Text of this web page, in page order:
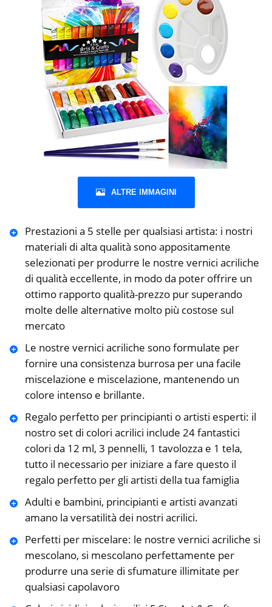
ALTRE IMMAGINI
Prestazioni a 5 stelle per qualsiasi artista: i nostri
materiali di alta qualità sono appositamente
selezionati per produrre le nostre vernici acriliche
di qualità eccellente, in modo da poter offrire un
ottimo rapporto qualità-prezzo pur superando
molte delle alternative molto più costose sul
mercato
Le nostre vernici acriliche sono formulate per
fornire una consistenza burrosa per una facile
miscelazione e miscelazione, mantenendo un
colore intenso e brillante.
Regalo perfetto per principianti o artisti esperti: il
nostro set di colori acrilici include 24 fantastici
colori da 12 ml, 3 pennelli, 1 tavolozza e 1 tela,
tutto il necessario per iniziare a fare questo il
regalo perfetto per gli artisti della tua famiglia
Adulti e bambini, principianti e artisti avanzati
amano la versatilità dei nostri acrilici.
Perfetti per miscelare: le nostre vernici acriliche si
mescolano, si mescolano perfettamente per
produrre una serie di sfumature illimitate per
qualsiasi capolavoro